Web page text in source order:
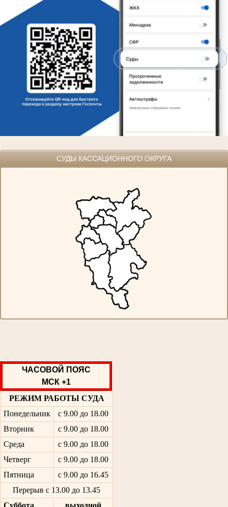
СУДЫ КАССАЦИОННОГО ОКРУГА
ЧАСОВОЙ ПОЯС
МСК +1
РЕЖИМ РАБОТЫ СУДА
Понедельник
с 9.00 до 18.00
Вторник
с 9.00 до 18.00
Среда
с 9.00 до 18.00
Четверг
с 9.00 до 18.00
Пятница
с 9.00 до 16.45
Перерыв с 13.00 до 13.45
Суббота
выходной